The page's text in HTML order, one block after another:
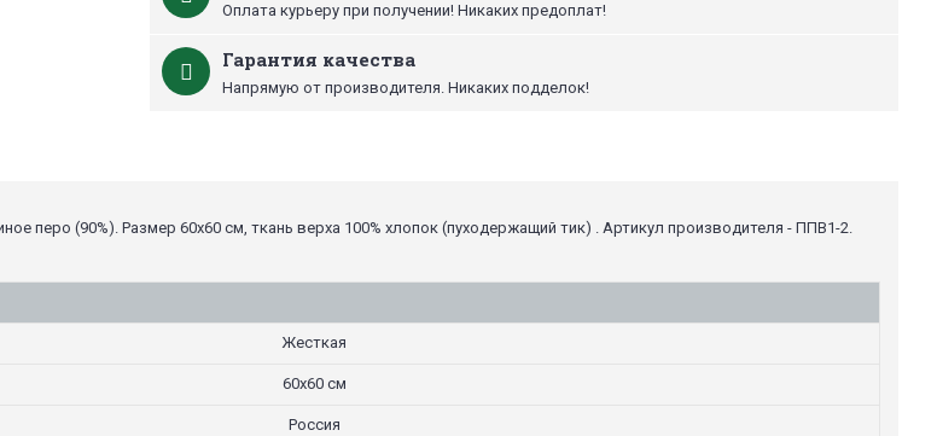
Оплата курьеру при получении! Никаких предоплат!
Гарантия качества
Напрямую от производителя. Никаких подделок!
перо (90%). Размер 60х60 см, ткань верха 100% хлопок (пуходержащий тик) . Артикул производителя - ППВ1-2.
Жесткая
60х60 см
Россия